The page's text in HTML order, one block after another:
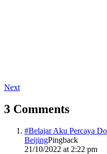
Next
3 Comments
#Belajar Aku Percaya
BeijingPingback
21/10/2022 at 2:22 pm